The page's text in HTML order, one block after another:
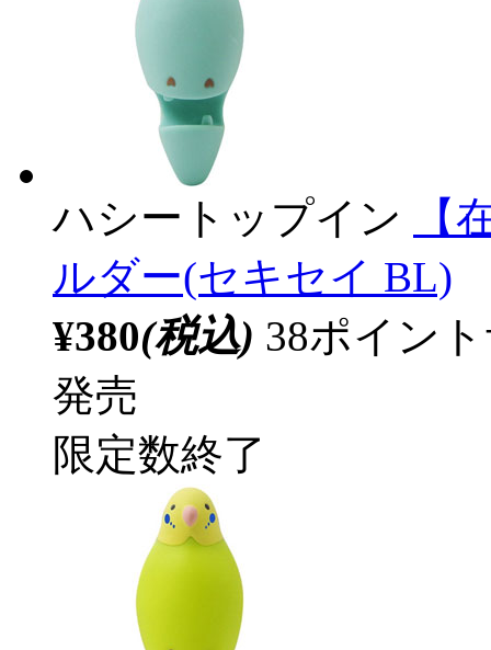
ハシートップイン
【
ルダー(セキセイ BL)
¥380(税込) 38ポイン
発売
限定数終了